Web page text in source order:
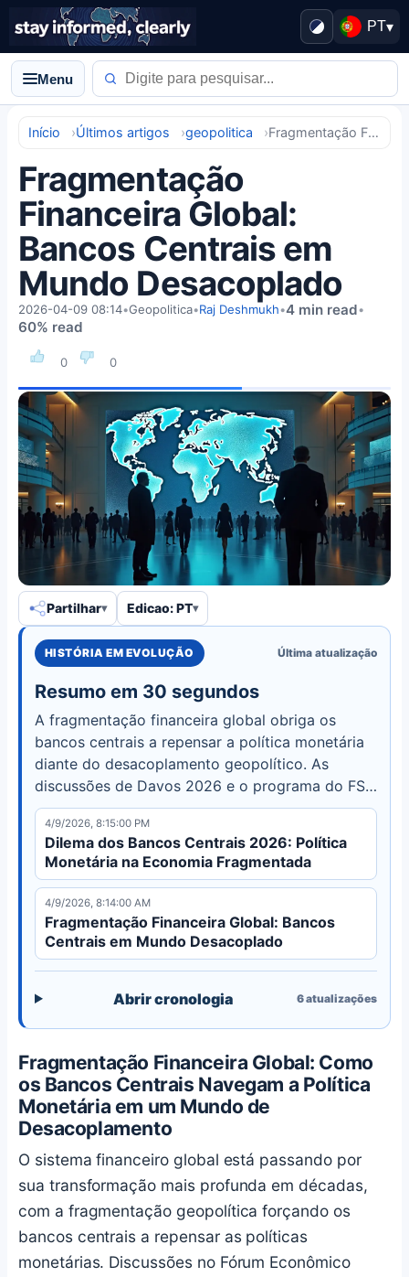
PT▾
Menu
Início Últimos artigos geopolitica Fragmentação Financeira Global: Bancos Centrais em Mundo Desacoplado
Fragmentação
Financeira Global:
Bancos Centrais em
Mundo Desacoplado
0 0
2026-04-09 08:14•Geopolitica•Raj Deshmukh•4 min read•
60% read
Partilhar Edicao: PT
HISTÓRIA EM EVOLUÇÃO Última atualização
Resumo em 30 segundos
A fragmentação financeira global obriga os
bancos centrais a repensar a política monetária
diante do desacoplamento geopolítico. As
discussões de Davos 2026 e o programa do FSB
evidenciam desafios na estabilidade com a
erosão do dólar e sistemas de pagamento
alternativos.
4/9/2026, 8:15:00 PM
Dilema dos Bancos Centrais 2026: Política
Monetária na Economia Fragmentada
4/9/2026, 8:14:00 AM
Fragmentação Financeira Global: Bancos
Centrais em Mundo Desacoplado
Abrir cronologia 6atualizações
Fragmentação Financeira Global: Como
os Bancos Centrais Navegam a Política
Monetária em um Mundo de
Desacoplamento
O sistema financeiro global está passando por
sua transformação mais profunda em décadas,
com a fragmentação geopolítica forçando os
bancos centrais a repensar as políticas
monetárias. Discussões no Fórum Econômico